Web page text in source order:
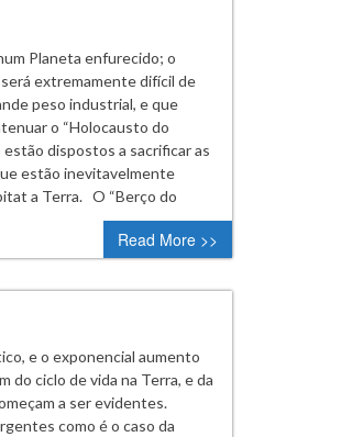
Planeta enfurecido; o
extremamente difícil de
peso industrial, e que
o “Holocausto do
dispostos a sacrificar as
estão inevitavelmente
a Terra. O “Berço do
Read More >>
e o exponencial aumento
do ciclo de vida na Terra, e da
a ser evidentes.
como é o caso da